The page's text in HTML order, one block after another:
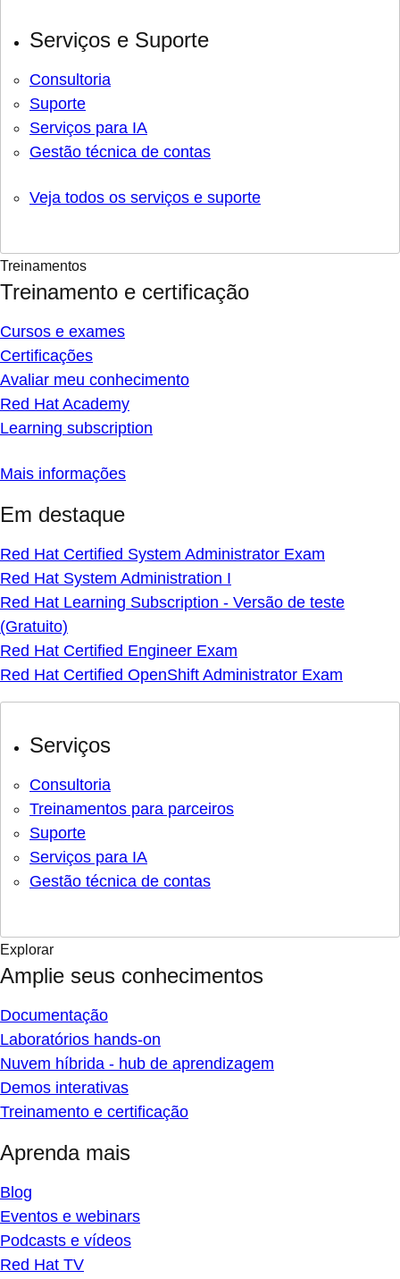
Serviços e Suporte
Consultoria
Suporte
Serviços para IA
Gestão técnica de contas
Veja todos os serviços e suporte
Treinamentos
Treinamento e certificação
Cursos e exames
Certificações
Avaliar meu conhecimento
Red Hat Academy
Learning subscription
Mais informações
Em destaque
Red Hat Certified System Administrator Exam
Red Hat System Administration I
Red Hat Learning Subscription - Versão de teste
(Gratuito)
Red Hat Certified Engineer Exam
Red Hat Certified OpenShift Administrator Exam
Serviços
Consultoria
Treinamentos para parceiros
Suporte
Serviços para IA
Gestão técnica de contas
Explorar
Amplie seus conhecimentos
Documentação
Laboratórios hands-on
Nuvem híbrida - hub de aprendizagem
Demos interativas
Treinamento e certificação
Aprenda mais
Blog
Eventos e webinars
Podcasts e vídeos
Red Hat TV